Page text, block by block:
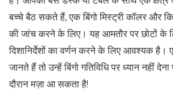
बच्चे बैठ सकते हैं, एक बिंगो मिस्ट्री कॉलर और
की जांच करने के लिए। यह आमतौर पर छोटों के
दिशानिर्देशों का वर्णन करने के लिए आवश्यक है।
जानते हैं तो उन्हें बिंगो गतिविधि पर ध्यान नहीं
दौरान मज़ा आ सकता है!